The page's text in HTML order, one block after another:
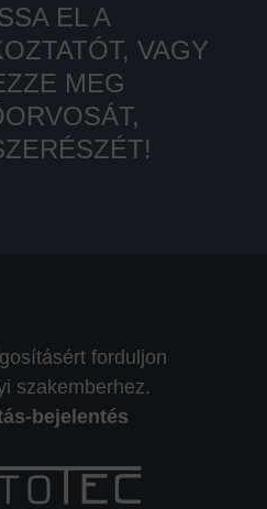
EL A
VAGY
MEG
forduljon
szakemberhez.
bejelentés